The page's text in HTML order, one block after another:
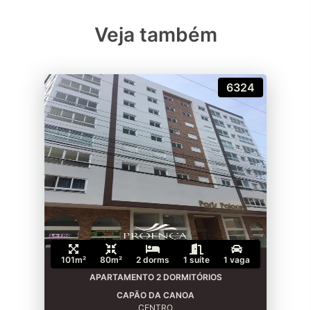
Veja também
6324
101m² 80m² 2 dorms 1 suíte
1 vaga
APARTAMENTO 2 DORMITÓRIOS
CAPÃO DA CANOA
CENTRO